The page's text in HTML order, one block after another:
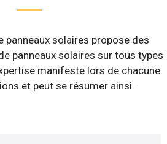
panneaux solaires propose des
panneaux solaires sur tous types
manifeste lors de chacune
et peut se résumer ainsi.